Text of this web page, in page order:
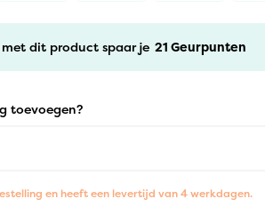
dit product spaar je 21 Geurpunten
toevoegen?
en heeft een levertijd van 4 werkdagen.